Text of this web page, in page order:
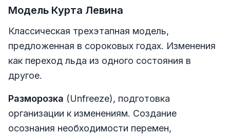
Модель Курта Левина
Классическая трехэтапная модель,
предложенная в сороковых годах. Изменения
как переход льда из одного состояния в
другое.
Разморозка (Unfreeze), подготовка
организации к изменениям. Создание
осознания необходимости перемен,